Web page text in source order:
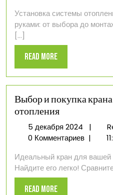
Установка системы
руками: от выбора до
[...]
Read MoreRead
More
Выбор и покупка
отопления
5 декабря 20245
декабря
|
0 Комментариев |
Идеальный кран для вашей
Найдите его легко!
Read MoreRead